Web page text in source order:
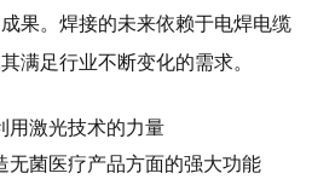
果。焊接的未来依赖于电焊电缆
满足行业不断变化的需求。
用激光技术的力量
无菌医疗产品方面的强大功能